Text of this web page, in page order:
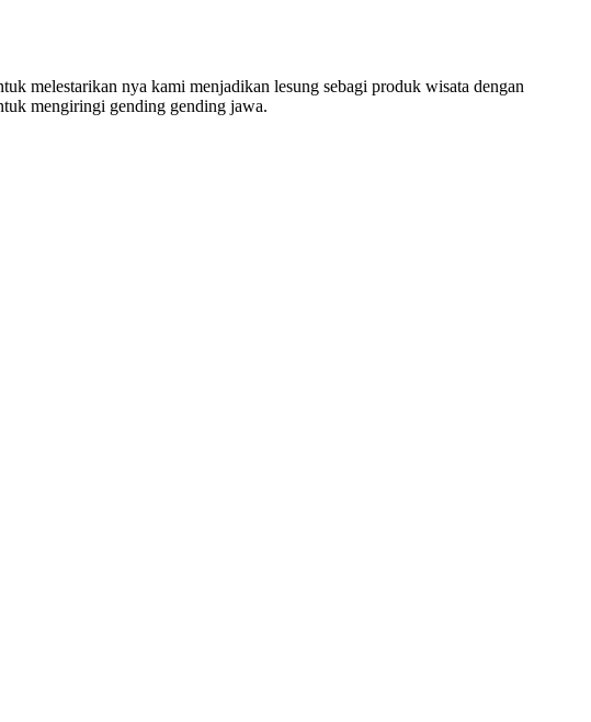
melestarikan nya kami menjadikan lesung sebagi produk wisata dengan
mengiringi gending gending jawa.